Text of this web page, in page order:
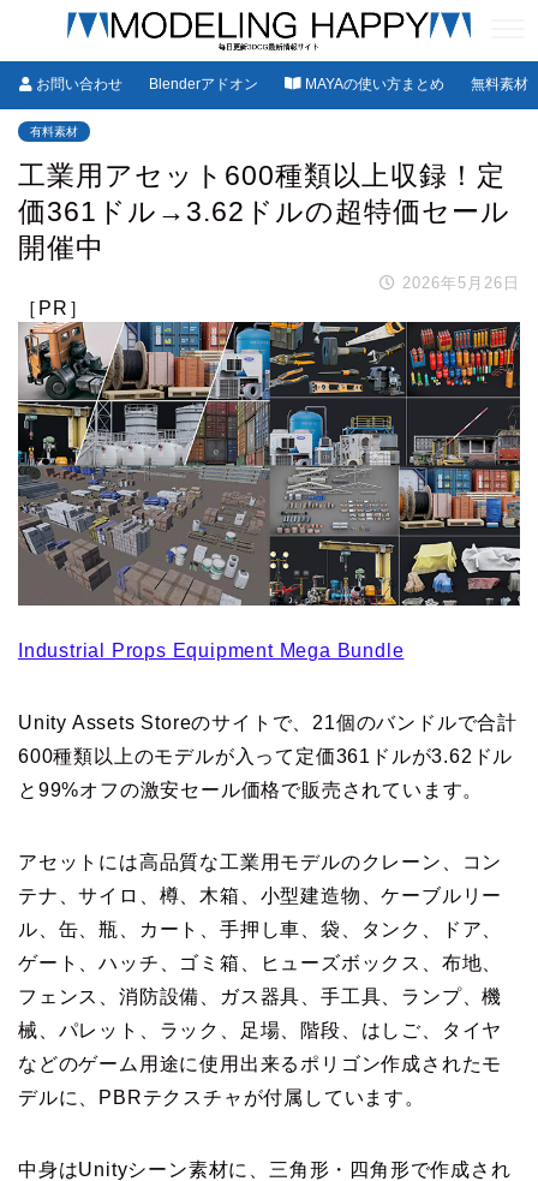
お問い合わせ Blenderアドオン MAYAの使い方まとめ 無料素材
有料素材
工業用アセット600種類以上収録！定
価361ドル→3.62ドルの超特価セール
開催中
2026年5月26日
［PR］
Industrial Props Equipment Mega Bundle
Unity Assets Storeのサイトで、21個のバンドルで合計
600種類以上のモデルが入って定価361ドルが3.62ドル
と99%オフの激安セール価格で販売されています。
アセットには高品質な工業用モデルのクレーン、コン
テナ、サイロ、樽、木箱、小型建造物、ケーブルリー
ル、缶、瓶、カート、手押し車、袋、タンク、ドア、
ゲート、ハッチ、ゴミ箱、ヒューズボックス、布地、
フェンス、消防設備、ガス器具、手工具、ランプ、機
械、パレット、ラック、足場、階段、はしご、タイヤ
などのゲーム用途に使用出来るポリゴン作成されたモ
デルに、PBRテクスチャが付属しています。
中身はUnityシーン素材に、三角形・四角形で作成され